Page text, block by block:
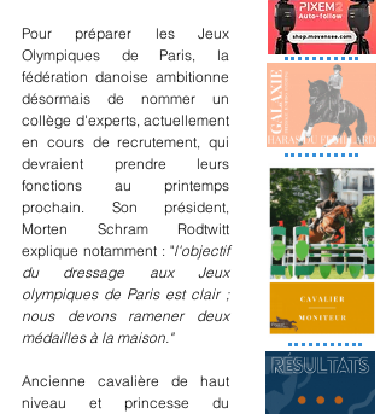
Pour préparer les Jeux
Olympiques de Paris, la
fédération danoise ambitionne
désormais de nommer un
collège d'experts, actuellement
en cours de recrutement, qui
devraient prendre leurs
fonctions au printemps
prochain. Son président,
Morten Schram Rodtwitt
explique notamment : "l'objectif
du dressage aux Jeux
olympiques de Paris est clair ;
nous devons ramener deux
médailles à la maison."
Ancienne cavalière de haut
niveau et princesse du